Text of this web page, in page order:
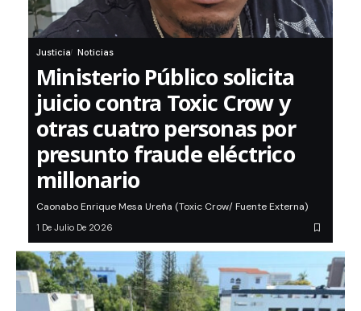
Justicia Noticias
Ministerio Público solicita
juicio contra Toxic Crow y
otras cuatro personas por
presunto fraude eléctrico
millonario
Caonabo Enrique Mesa Ureña (Toxic Crow/ Fuente Externa)
1 De Julio De 2026